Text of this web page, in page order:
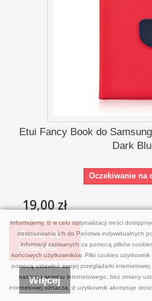
Informujemy, iż w celu optymalizacji treści
dostosowania ich do Państwa indywidualnych
informacji zapisanych za pomocą plików
końcowych użytkowników. Pliki cookies
pomocą ustawień swojej przeglądarki
naszego serwisu internetowego, bez zmiany
internetowej oznacza, iż użytkownik akceptuje
Etui Fancy Book do
Dark
Oczekiwanie na
19,00 zł
Dodaj do
koszyka
Więcej